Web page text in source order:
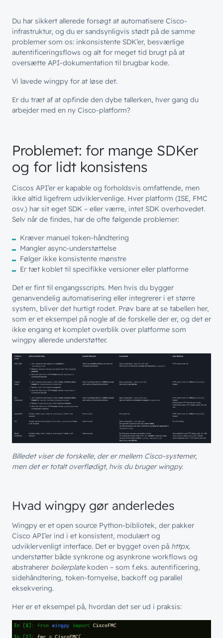
Du har sikkert allerede forsøgt at automatisere Cisco-
infrastruktur, og du er sandsynligvis stødt på de samme
problemer som os: inkonsistente SDK’er, besværlige
autentificeringsflows og alt for meget tid brugt på at
oversætte API-dokumentation til brugbar kode.
Vi lavede wingpy for at løse det.
Er du træt af at opfinde den dybe tallerken, hver gang du
arbejder med en ny Cisco-platform?
Problemet: for mange SDKer
og for lidt konsistens
Ciscos API’er er kapable og forholdsvis omfattende, men
ikke altid ligefrem udviklervenlige. Hver platform (ISE, FMC
osv.) har sit eget SDK – eller værre, intet SDK overhovedet.
Selv når de findes, har de ofte følgende problemer:
Kræver manuel token-håndtering
Mangler async-understøttelse
Følger ikke konsistente mønstre
Er tæt koblet til specifikke versioner eller platforme
Det er fint til engangsscripts. Men hvis du bygger
genanvendelig automatisering eller integrerer i et større
system, bliver det hurtigt rodet. Prøv bare at se tabellen her,
som er et eksempel på nogle af de forskelle der er, og det er
ikke engang et komplet overblik over platforme som
wingpy allerede understøtter.
Billedet viser de forskelle, der er mellem Cisco-systemer,
men det er totalt overflødigt, hvis du bruger wingpy.
Hvad wingpy gør anderledes
Wingpy er et open source Python-bibliotek, der pakker
Cisco API’er ind i et konsistent, modulært og
udviklervenligt interface. Det er bygget oven på httpx,
understøtter både synkrone og asynkrone workflows og
abstraherer boilerplatekoden – som f.eks. autentificering,
sidehåndtering, token-fornyelse, backoff og parallel
eksekvering.
Her er et eksempel på, hvordan det ser ud i praksis: